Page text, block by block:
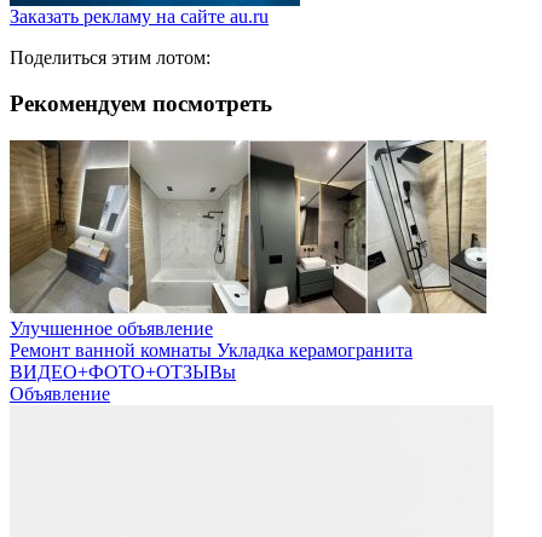
Заказать рекламу на сайте au.ru
Поделиться этим лотом:
Рекомендуем посмотреть
Улучшенное объявление
Ремонт ванной комнаты Укладка керамогранита
ВИДЕО+ФОТО+ОТЗЫВы
Объявление